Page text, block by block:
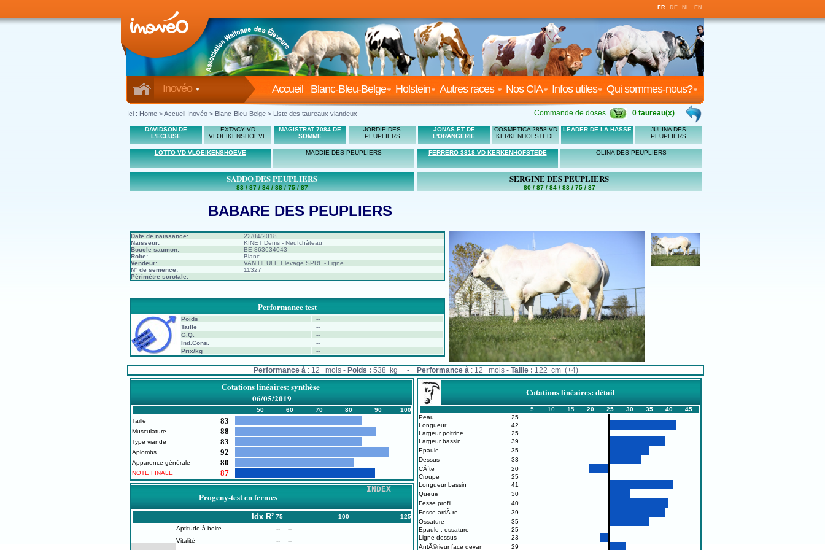
FR DE NL EN
Inovéo Qui sommes-nous?
Infos utiles
Nos CIA
Autres races
Holstein
Blanc-Bleu-Belge
Accueil
Ici : Home >Accueil Inovéo > Blanc-Bleu-Belge > Liste des taureaux viandeux Commande de doses 0 taureau(x)
DAVIDSON DE
L'ECLUSE
EXTACY VD
VLOEIKENSHOEVE
MAGISTRAT 7084 DE
SOMME
JORDIE DES
PEUPLIERS
JONAS ET DE
L'ORANGERIE
COSMETICA 2858 VD
KERKENHOFSTEDE
LEADER DE LA HASSE
JULINA DES
PEUPLIERS
LOTTO VD VLOEIKENSHOEVE MADDIE DES PEUPLIERS FERRERO 3318 VD KERKENHOFSTEDE OLINA DES PEUPLIERS
SADDO DES PEUPLIERS
83 / 87 / 84 / 88 / 75 / 87
SERGINE DES PEUPLIERS
80 / 87 / 84 / 88 / 75 / 87
BABARE DES PEUPLIERS
Date de naissance:
22/04/2018
Naisseur:
KINET Denis - Neufchâteau
Boucle saumon:
BE 863634043
Robe:
Blanc
Vendeur:
VAN HEULE Elevage SPRL - Ligne
N° de semence:
11327
Périmètre scrotale:
Performance test
Poids
--
Taille
--
G.Q.
--
Ind.Cons.
--
Prix/kg
--
Performance à: 12 mois - Poids : 538 kg - Performance à: 12 mois - Taille : 122 cm (+4)
Cotations linéaires: synthèse
06/05/2019
50 60 70 80 90
100
Taille
83
Musculature 88
Type viande 83
Aplombs 92
Apparence générale 80
NOTE FINALE 87
Cotations linéaires: détail
5 10 15 20 25 30 35 40
45
Peau
25
Longueur
42
Largeur poitrine
25
Largeur bassin
39
Epaule
35
Dessus
33
CÃ´te
20
Croupe
25
Longueur bassin
41
Queue
30
Fesse profil
40
Fesse arriÃ¨re
39
Ossature
35
Epaule : ossature
25
Ligne dessus
23
AntÃ©rieur face devan
29
Progeny-test en fermes
INDEX
Idx R² 75 100
125
Aptitude à boire
--
--
Vitalité
--
--